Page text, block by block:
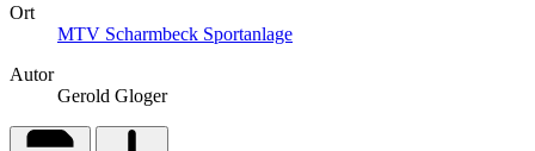
Ort
MTV Scharmbeck Sportanlage
Autor
Gerold Gloger